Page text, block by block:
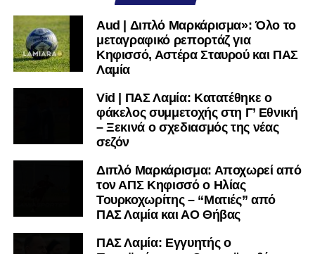
μαθαίνετε σε χρόνο dt όλα τα νέα.
Aud | Διπλό Μαρκάρισμα»: Όλο το
μεταγραφικό ρεπορτάζ για
Κηφισσό, Αστέρα Σταυρού και ΠΑΣ
Λαμία
Vid | ΠΑΣ Λαμία: Κατατέθηκε ο
φάκελος συμμετοχής στη Γ’ Εθνική
– Ξεκινά ο σχεδιασμός της νέας
σεζόν
Διπλό Μαρκάρισμα: Αποχωρεί από
τον ΑΠΣ Κηφισσό ο Ηλίας
Τουρκοχωρίτης – “Ματιές” από
ΠΑΣ Λαμία και ΑΟ Θήβας
ΠΑΣ Λαμία: Εγγυητής ο